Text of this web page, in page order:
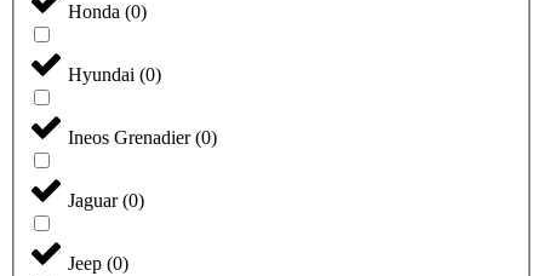
Honda (0)
Hyundai (0)
Ineos Grenadier(0)
Jaguar(0)
Jeep (0)